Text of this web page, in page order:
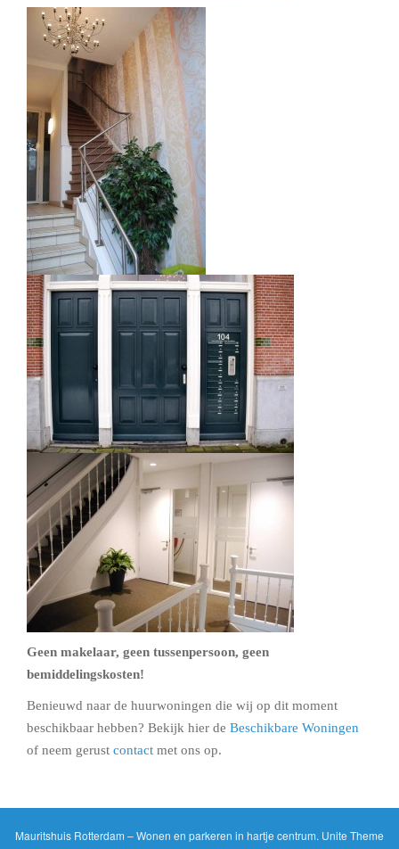
Geen makelaar, geen tussenpersoon, geen
bemiddelingskosten!
Benieuwd naar de huurwoningen die wij op dit moment
beschikbaar hebben? Bekijk hier de Beschikbare Woningen
of neem gerust contact met ons op.
Mauritshuis Rotterdam – Wonen en parkeren in hartje centrum. Unite Theme